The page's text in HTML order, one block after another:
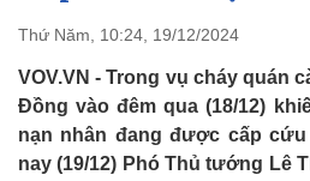
Thứ Năm, 10:24, 19/12/2024
VOV.VN - Trong vụ cháy quán
Đồng vào đêm qua (18/12)
nạn nhân đang được cấp
nay (19/12) Phó Thủ tướng Lê